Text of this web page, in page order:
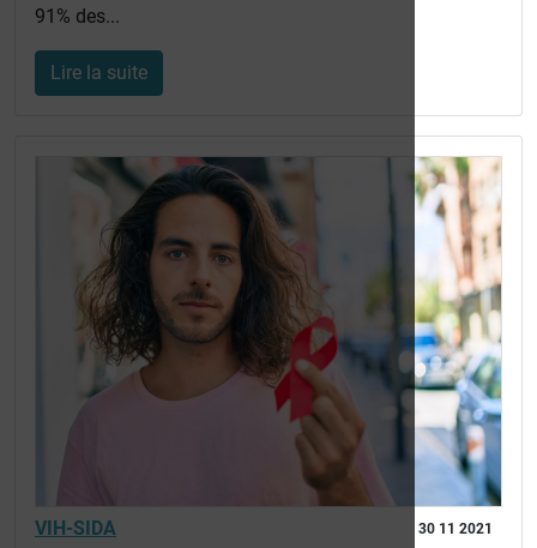
91% des...
Lire la suite
30 11 2021
VIH-SIDA